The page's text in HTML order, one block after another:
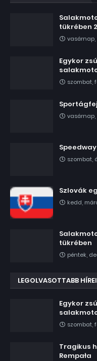
tükrében
vasárnap,
Egykor
szombat,
vasárnap,
szombat,
Szlovák
kedd,
tükrében
péntek,
LEGOLVASOTTABB
Egykor
szombat,
Tragikus
Rempała